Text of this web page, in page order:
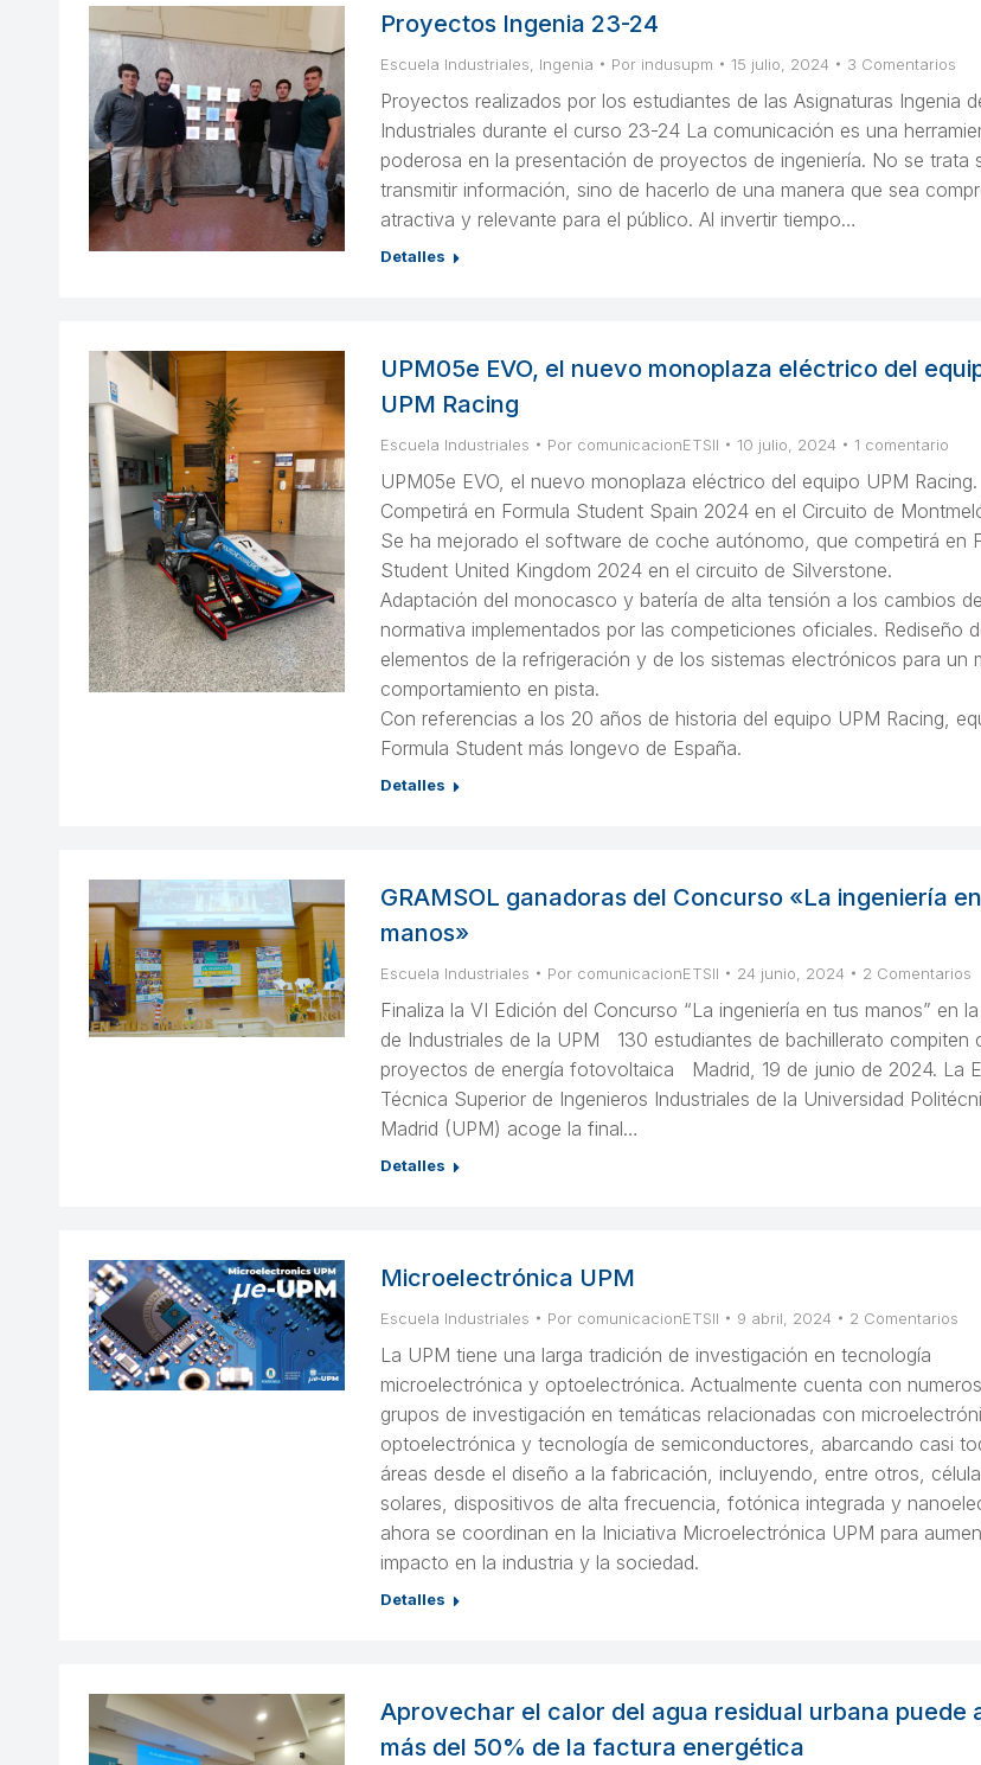
Proyectos Ingenia 23-24
Escuela Industriales Ingenia Por indusupm 15 julio, 2024 3 Comentarios
Proyectos realizados por los estudiantes de las Asignaturas Ingenia
Industriales durante el curso 23-24 La comunicación es una
poderosa en la presentación de proyectos de ingeniería. No se trata
transmitir información, sino de hacerlo de una manera que sea
atractiva y relevante para el público. Al invertir tiempo…
Detalles
UPM05e EVO, el nuevo monoplaza eléctrico del
UPM Racing
Escuela Industriales Por comunicacionETSII 10 julio, 2024 1 comentario
UPM05e EVO, el nuevo monoplaza eléctrico del equipo UPM Racing.
Competirá en Formula Student Spain 2024 en el Circuito de
Se ha mejorado el software de coche autónomo, que competirá en
Student United Kingdom 2024 en el circuito de Silverstone.
Adaptación del monocasco y batería de alta tensión a los cambios de
normativa implementados por las competiciones oficiales. Rediseño
elementos de la refrigeración y de los sistemas electrónicos para un
comportamiento en pista.
Con referencias a los 20 años de historia del equipo UPM Racing,
Formula Student más longevo de España.
Detalles
GRAMSOL ganadoras del Concurso «La ingeniería
manos»
Escuela Industriales Por comunicacionETSII 24 junio, 2024 2 Comentarios
Finaliza la VI Edición del Concurso “La ingeniería en tus manos” en
de Industriales de la UPM 130 estudiantes de bachillerato compiten
proyectos de energía fotovoltaica Madrid, 19 de junio de 2024. La
Técnica Superior de Ingenieros Industriales de la Universidad
Madrid (UPM) acoge la final…
Detalles
Microelectrónica UPM
Escuela Industriales Por comunicacionETSII 9 abril, 2024 2 Comentarios
La UPM tiene una larga tradición de investigación en tecnología
microelectrónica y optoelectrónica. Actualmente cuenta con
grupos de investigación en temáticas relacionadas con
optoelectrónica y tecnología de semiconductores, abarcando casi
áreas desde el diseño a la fabricación, incluyendo, entre otros,
solares, dispositivos de alta frecuencia, fotónica integrada y
ahora se coordinan en la Iniciativa Microelectrónica UPM para
impacto en la industria y la sociedad.
Detalles
Aprovechar el calor del agua residual urbana puede
más del 50% de la factura energética